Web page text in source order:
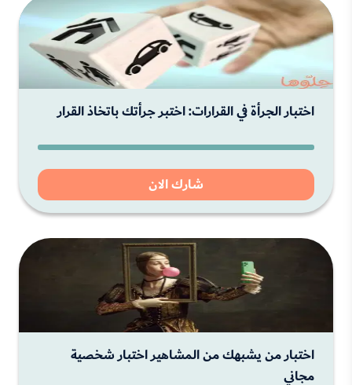
اختبار الجرأة في القرارات: اختبر جرأتك باتخاذ القرار
شارك الان
اختبار من يشبهك من المشاهير اختبار شخصية
مجاني